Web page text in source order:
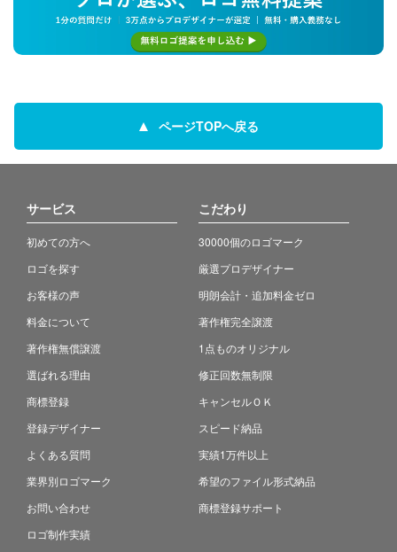
ページTOPへ戻る
サービス
初めての方へ
ロゴを探す
お客様の声
料金について
著作権無償譲渡
選ばれる理由
商標登録
登録デザイナー
よくある質問
業界別ロゴマーク
お問い合わせ
ロゴ制作実績
こだわり
30000個のロゴマーク
厳選プロデザイナー
明朗会計・追加料金ゼロ
著作権完全譲渡
1点ものオリジナル
修正回数無制限
キャンセルＯＫ
スピード納品
実績1万件以上
希望のファイル形式納品
商標登録サポート